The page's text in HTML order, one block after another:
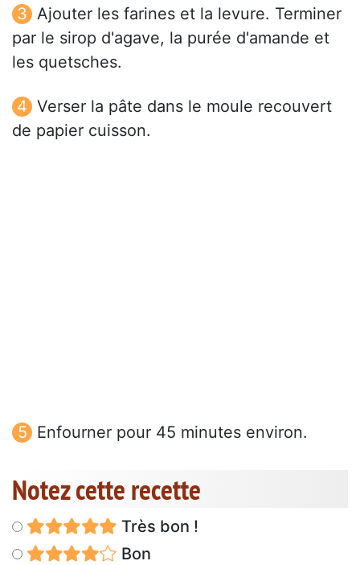
Ajouter les farines et la levure. Terminer
par le sirop d'agave, la purée d'amande et
les quetsches.
Verser la pâte dans le moule recouvert
de papier cuisson.
Enfourner pour 45 minutes environ.
Notez cette recette
Très bon !
Bon